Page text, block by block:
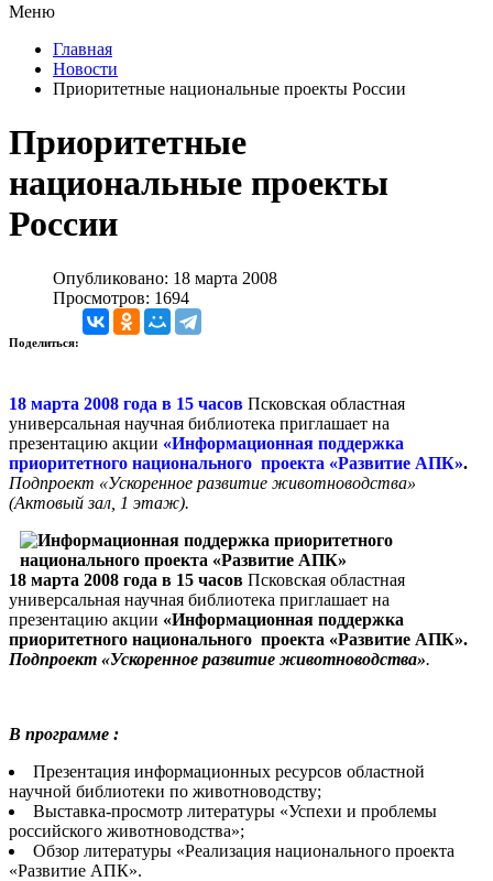
Меню
Главная
Новости
Приоритетные национальные проекты России
Приоритетные
национальные проекты
России
Опубликовано: 18 марта 2008
Просмотров: 1694
Поделиться:
18 марта 2008 года в 15 часов Псковская областная
универсальная научная библиотека приглашает на
презентацию акции «Информационная поддержка
приоритетного национального проекта «Развитие АПК».
Подпроект «Ускоренное развитие животноводства»
(Актовый зал, 1 этаж).
18 марта 2008 года в 15 часов Псковская областная
универсальная научная библиотека приглашает на
презентацию акции «Информационная поддержка
приоритетного национального проекта «Развитие АПК».
Подпроект «Ускоренное развитие животноводства».
В программе :
Презентация информационных ресурсов областной
научной библиотеки по животноводству;
Выставка-просмотр литературы «Успехи и проблемы
российского животноводства»;
Обзор литературы «Реализация национального проекта
«Развитие АПК».